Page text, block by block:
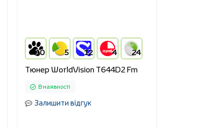
10 5 12 4 24
Тюнер WorldVision T644D2 Fm
В наявності
Залишити відгук